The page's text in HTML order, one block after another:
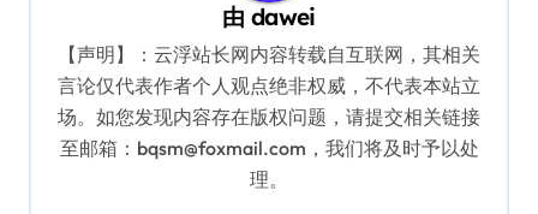
由dawei
【声明】：云浮站长网内容转载自互联网，其相关
言论仅代表作者个人观点绝非权威，不代表本站立
场。如您发现内容存在版权问题，请提交相关链接
至邮箱：bqsm@foxmail.com，我们将及时予以处
理。